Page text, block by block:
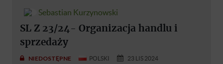
Sebastian Kurzynowski
SL Z 23/24- Organizacja handlu i
sprzedaży
NIEDOSTĘPNE POLSKI 23 LIS 2024